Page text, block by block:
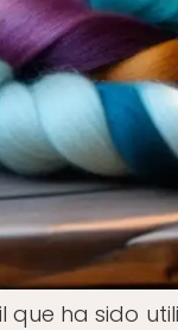
que ha sido